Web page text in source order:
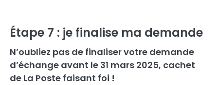
Étape 7 : je finalise ma demande
N’oubliez pas de finaliser votre demande
d’échange avant le 31 mars 2025, cachet
de La Poste faisant foi !